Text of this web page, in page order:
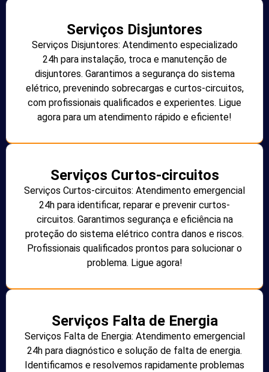
Serviços Disjuntores
Serviços Disjuntores: Atendimento especializado
24h para instalação, troca e manutenção de
disjuntores. Garantimos a segurança do sistema
elétrico, prevenindo sobrecargas e curtos-circuitos,
com profissionais qualificados e experientes. Ligue
agora para um atendimento rápido e eficiente!
Serviços Curtos-circuitos
Serviços Curtos-circuitos: Atendimento emergencial
24h para identificar, reparar e prevenir curtos-
circuitos. Garantimos segurança e eficiência na
proteção do sistema elétrico contra danos e riscos.
Profissionais qualificados prontos para solucionar o
problema. Ligue agora!
Serviços Falta de Energia
Serviços Falta de Energia: Atendimento emergencial
24h para diagnóstico e solução de falta de energia.
Identificamos e resolvemos rapidamente problemas